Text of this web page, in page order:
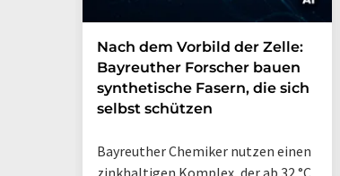
Nach dem Vorbild der Zelle:
Bayreuther Forscher bauen
synthetische Fasern, die sich
selbst schützen
Bayreuther Chemiker nutzen einen
zinkhaltigen Komplex, der ab 32 °C